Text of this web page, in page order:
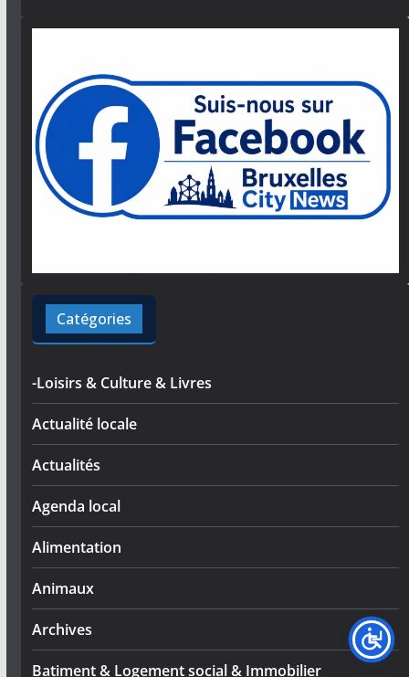
Catégories
-Loisirs & Culture & Livres
Actualité locale
Actualités
Agenda local
Alimentation
Animaux
Archives
Batiment & Logement social & Immobilier